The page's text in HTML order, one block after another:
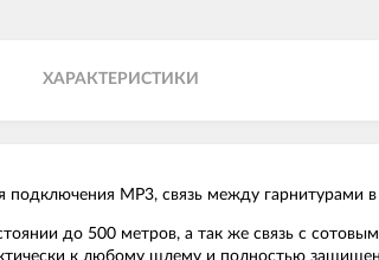
ХАРАКТЕРИСТИКИ
MP3, связь между гарнитурами
до 500 метров, а так же связь с
к любому шлему и полностью